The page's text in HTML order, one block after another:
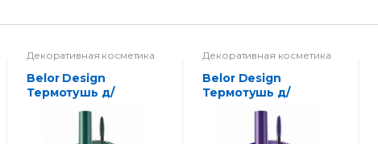
Декоративная косметика
Belor Design
Термотушь д/
Декоративная косметика
Belor Design
Термотушь д/